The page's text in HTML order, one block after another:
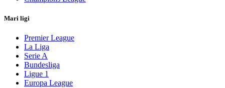
Mari ligi
Premier League
La Liga
Serie A
Bundesliga
Ligue 1
Europa League